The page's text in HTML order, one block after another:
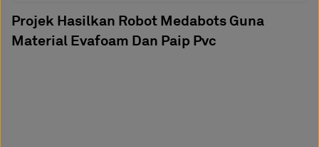
Projek Hasilkan Robot Medabots Guna
Material Evafoam Dan Paip Pvc